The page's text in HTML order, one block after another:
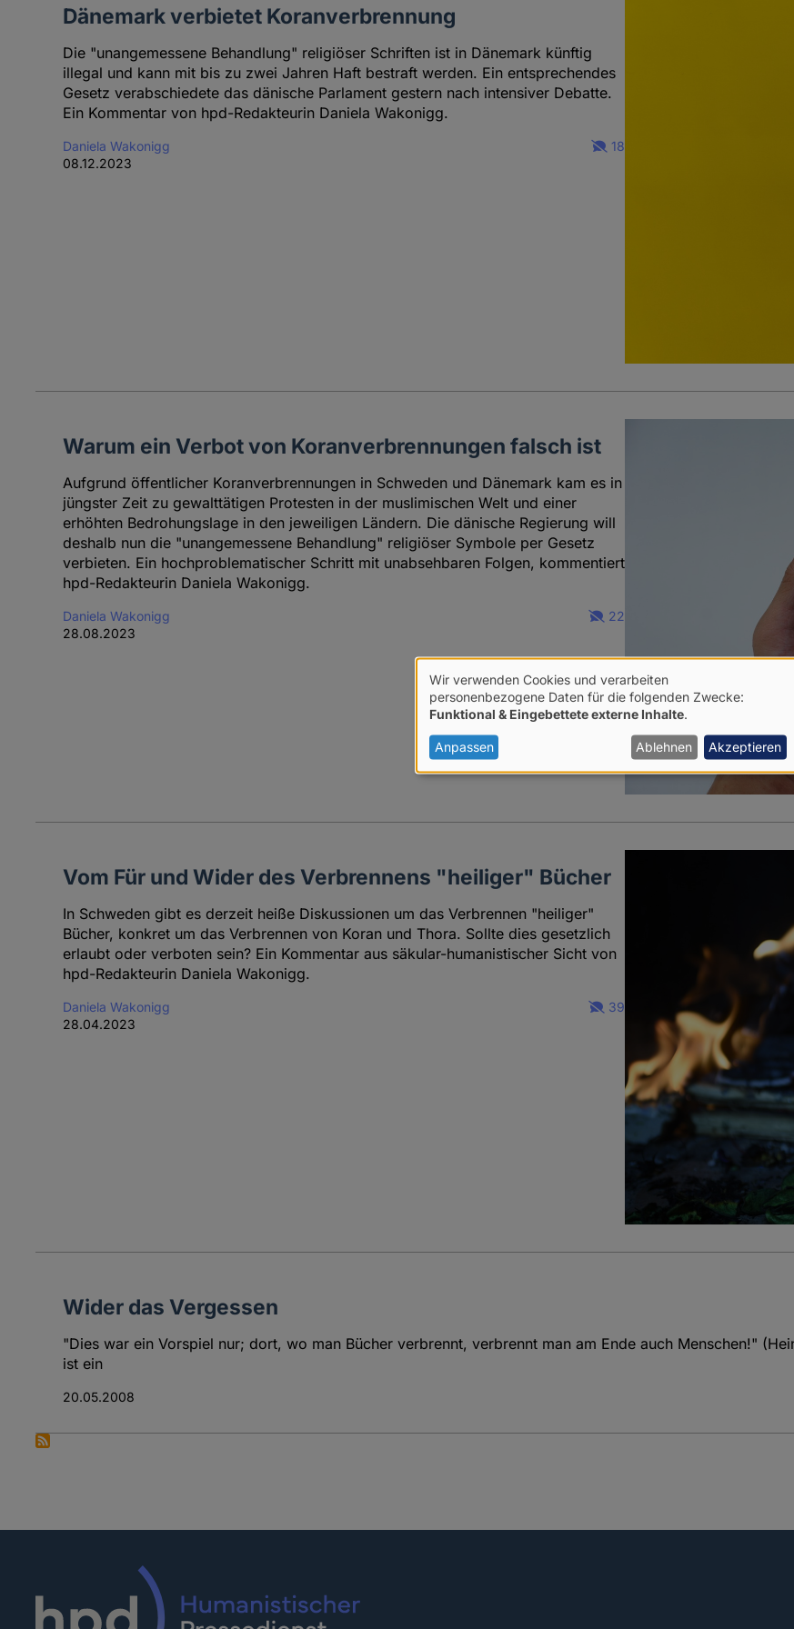
Dänemark verbietet Koranverbrennung
Die "unangemessene Behandlung" religiöser Schriften ist in Dänemark künftig
illegal und kann mit bis zu zwei Jahren Haft bestraft werden. Ein entsprechendes
Gesetz verabschiedete das dänische Parlament gestern nach intensiver Debatte.
Ein Kommentar von hpd-Redakteurin Daniela Wakonigg.
Daniela Wakonigg
08.12.2023
18
Warum ein Verbot von Koranverbrennungen falsch ist
Aufgrund öffentlicher Koranverbrennungen in Schweden und Dänemark kam es in
jüngster Zeit zu gewalttätigen Protesten in der muslimischen Welt und einer
erhöhten Bedrohungslage in den jeweiligen Ländern. Die dänische Regierung will
deshalb nun die "unangemessene Behandlung" religiöser Symbole per Gesetz
verbieten. Ein hochproblematischer Schritt mit unabsehbaren Folgen, kommentiert
hpd-Redakteurin Daniela Wakonigg.
Daniela Wakonigg
28.08.2023
22
Vom Für und Wider des Verbrennens "heiliger" Bücher
In Schweden gibt es derzeit heiße Diskussionen um das Verbrennen "heiliger"
Bücher, konkret um das Verbrennen von Koran und Thora. Sollte dies gesetzlich
erlaubt oder verboten sein? Ein Kommentar aus säkular-humanistischer Sicht von
hpd-Redakteurin Daniela Wakonigg.
Daniela Wakonigg
28.04.2023
39
Wider das Vergessen
"Dies war ein Vorspiel nur; dort, wo man Bücher verbrennt, verbrennt man am Ende auch Menschen!"
ist ein
20.05.2008
Verwendung
von
personenbezogenen
Daten
Cookies
Wir verwenden Cookies und verarbeiten
personenbezogene Daten für die folgenden Zwecke:
Funktional & Eingebettete externe Inhalte
Anpassen Ablehnen Akzeptieren